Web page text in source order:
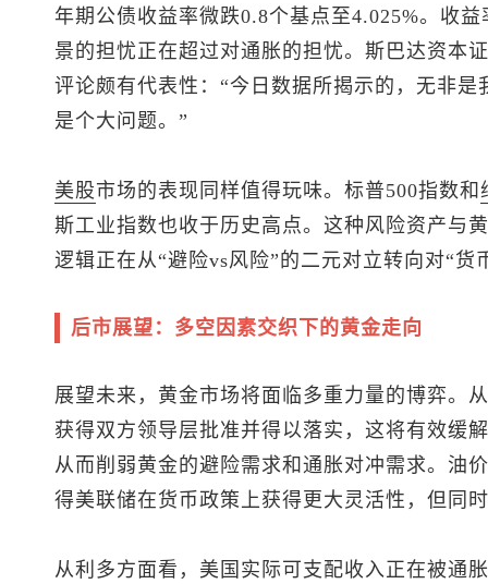
年期公债收益率微跌0.8个基点至4.025%。收
景的担忧正在超过对通胀的担忧。斯巴达资本
评论颇有代表性：“今日数据所揭示的，无非
是个大问题。”
美股市场的表现同样值得玩味。 标普500指数和
斯工业指数也收于历史高点。这种风险资产与
逻辑正在从“避险vs风险”的二元对立转向对“
后市展望：多空因素交织下的黄金走向
展望未来，黄金市场将面临多重力量的博弈。
获得双方领导层批准并得以落实，这将有效缓
从而削弱黄金的避险需求和通胀对冲需求。油
得美联储在货币政策上获得更大灵活性，但同
从利多方面看，美国实际可支配收入正在被通